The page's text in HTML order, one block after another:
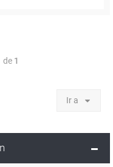
de 1
Ir a